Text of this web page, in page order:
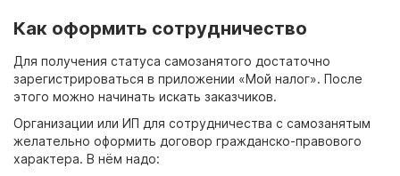
Как оформить сотрудничество
Для получения статуса самозанятого достаточно
зарегистрироваться в приложении «Мой налог». После
этого можно начинать искать заказчиков.
Организации или ИП для сотрудничества с самозанятым
желательно оформить договор гражданско-правового
характера. В нём надо: